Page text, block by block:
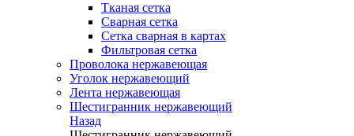
Тканая сетка
Сварная сетка
Сетка сварная в картах
Фильтровая сетка
Проволока нержавеющая
Уголок нержавеющий
Лента нержавеющая
Шестигранник нержавеющий
Назад